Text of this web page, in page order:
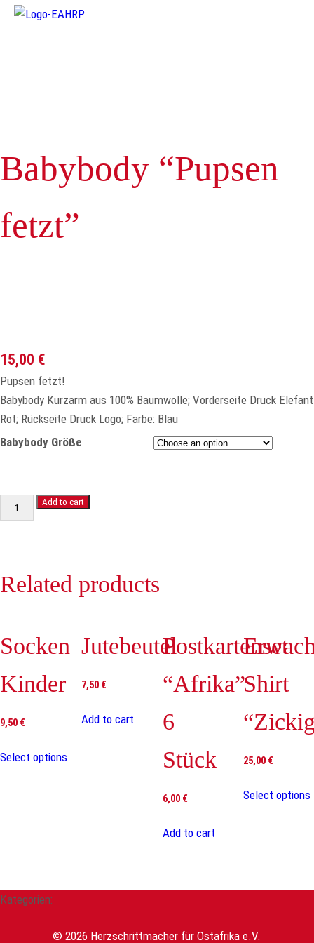
Babybody “Pupsen
fetzt”
15,00 €
Pupsen fetzt!
Babybody Kurzarm aus 100% Baumwolle; Vorderseite Druck Elefant
Rot; Rückseite Druck Logo; Farbe: Blau
Babybody Größe
Babybody
"Pupsen
Add to cart
Babybody Größe
3-6 Monate, 6-12 Monate, 12-18 Monate, 18-
Related products
Socken
Kinder
9,50 €
Select options
Jutebeutel
7,50 €
Add to cart
Postkartenset
“Afrika”
6
Stück
6,00 €
Add to cart
Shirt
25,00 €
Select options
Kategorien:
© 2026 Herzschrittmacher für Ostafrika e.V.